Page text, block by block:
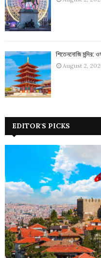
শিতেননোজি মন্দির:
August 2,
EDITOR'S PICKS